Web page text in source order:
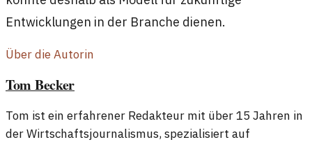
Entwicklungen in der Branche dienen.
Über die Autorin
Tom Becker
Tom ist ein erfahrener Redakteur mit über 15 Jahren in
der Wirtschaftsjournalismus, spezialisiert auf